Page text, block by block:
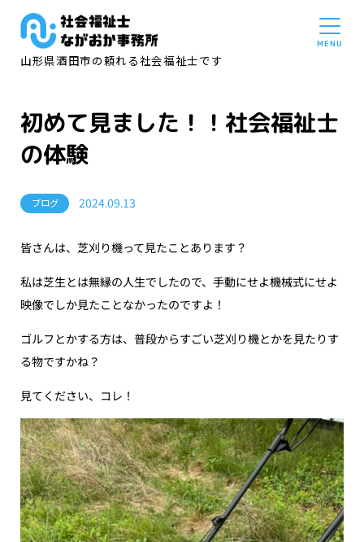
山形県酒田市の頼れる社会福祉士です
初めて見ました！！社会福祉士
の体験
ブログ 2024.09.13
皆さんは、芝刈り機って見たことあります？
私は芝生とは無縁の人生でしたので、手動にせよ機械式にせよ
映像でしか見たことなかったのですよ！
ゴルフとかする方は、普段からすごい芝刈り機とかを見たりす
る物ですかね？
見てください、コレ！